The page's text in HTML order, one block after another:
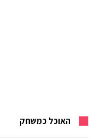
האוכל כמשחק